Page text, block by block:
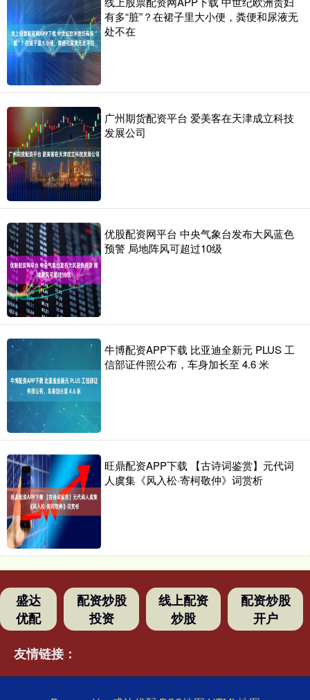
有多“脏”？在裙子里大小便，粪便和尿液无
处不在
广州期货配资平台 爱美客在天津成立科技
发展公司
优股配资网平台 中央气象台发布大风蓝色
预警 局地阵风可超过10级
牛博配资APP下载 比亚迪全新元 PLUS 工
信部证件照公布，车身加长至 4.6 米
旺鼎配资APP下载 【古诗词鉴赏】元代词
人虞集《风入松·寄柯敬仲》词赏析
盛达
优配
配资炒股
投资
线上配资
炒股
配资炒股
开户
友情链接：